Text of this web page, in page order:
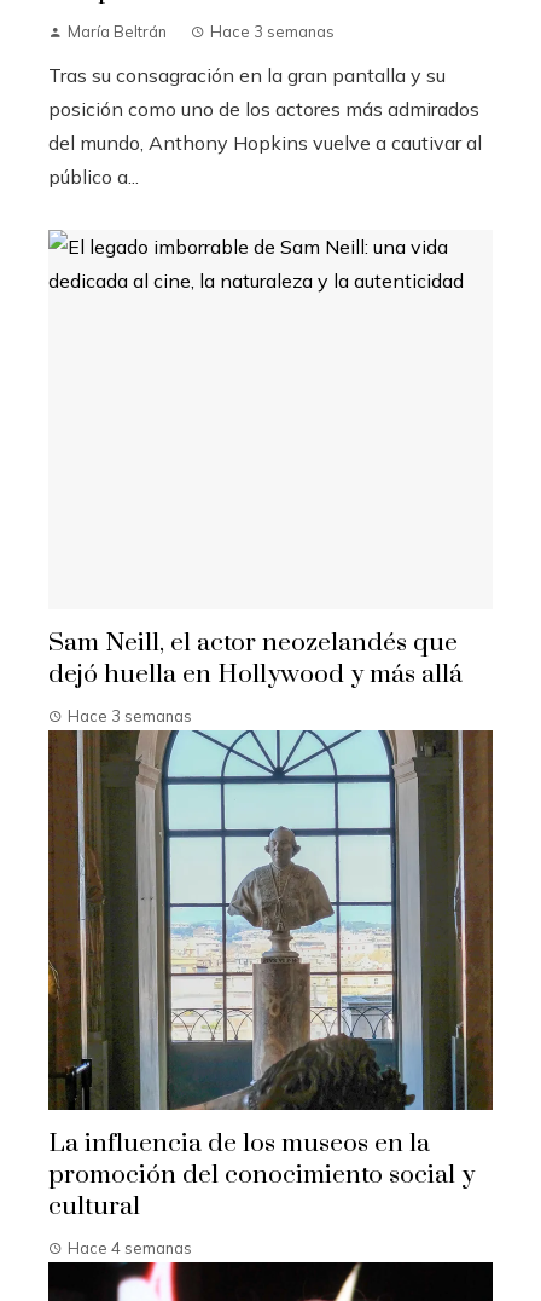
María Beltrán Hace 3 semanas
Tras su consagración en la gran pantalla y su
posición como uno de los actores más admirados
del mundo, Anthony Hopkins vuelve a cautivar al
público a...
Sam Neill, el actor neozelandés que
dejó huella en Hollywood y más allá
Hace 3 semanas
La influencia de los museos en la
promoción del conocimiento social y
cultural
Hace 4 semanas